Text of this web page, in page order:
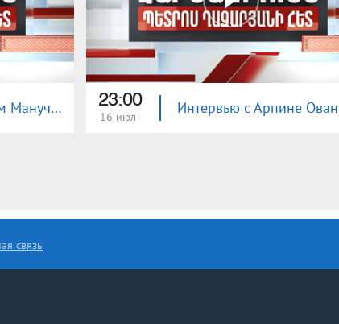
Интервью с Эдгаром Манучаряном 23:00
16 июл
связь